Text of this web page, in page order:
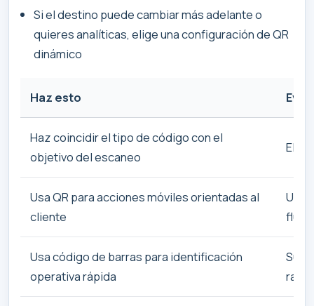
Si el destino puede cambiar más adelante o
quieres analíticas, elige una configuración de QR
dinámico
Haz esto
Haz coincidir el tipo de código con el
objetivo del escaneo
Usa QR para acciones móviles orientadas al
cliente
Usar
flujo
Usa código de barras para identificación
operativa rápida